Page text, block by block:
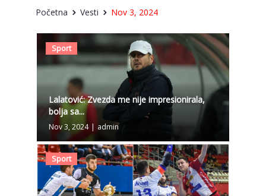
Početna Vesti Nov 3, 2024
Sport
Lalatović: Zvezda me nije impresionirala,
bolja sa...
Nov 3, 2024 | admin
Sport